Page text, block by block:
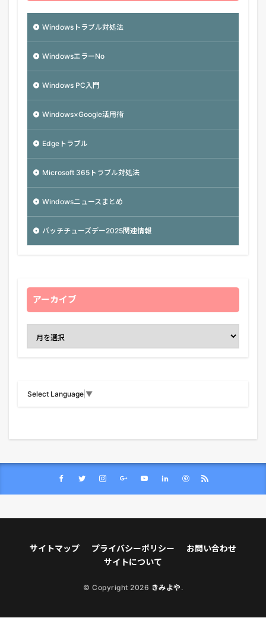
Windowsトラブル対処法
WindowsエラーNo
Windows PC入門
Windows×Google活用術
Edgeトラブル
Microsoft 365トラブル対処法
Windowsニュースまとめ
バッチチューズデー2025関連情報
アーカイブ
Select Language ▼
サイトマップ プライバシーポリシー
お問い合わせ
サイトについて
© Copyright 2026 きみよや .